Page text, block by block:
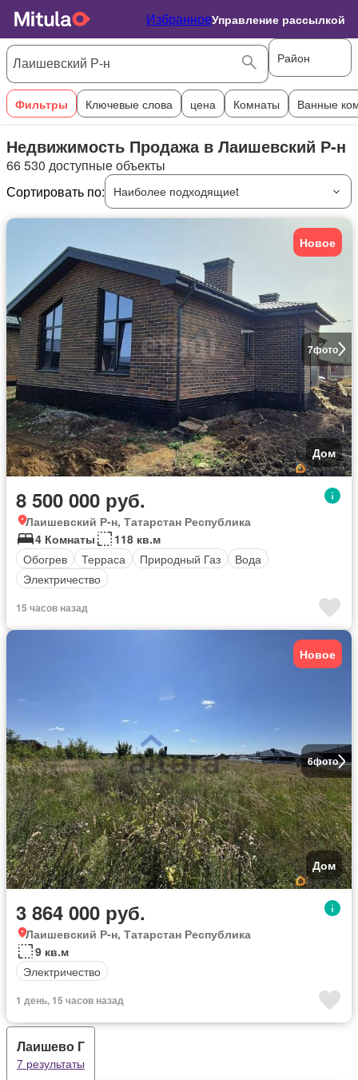
ИзбранноеУправление рассылкой
Район
Фильтры Ключевые слова цена Комнаты Ванные
Недвижимость Продажа в Лаишевский Р-н
66 530 доступные объекты
Сортировать по:
Наиболее подходящиеt
7фото
Новое
Дом
8 500 000 руб.
Лаишевский Р-н, Татарстан Республика
4 Комнаты
118 кв.м
Обогрев
Терраса Природный Газ
Вода
Электричество
15 часов назад
6фото
Новое
Дом
3 864 000 руб.
Лаишевский Р-н, Татарстан Республика
9 кв.м
Электричество
1 день, 15 часов назад
Лаишево Г
7 результаты